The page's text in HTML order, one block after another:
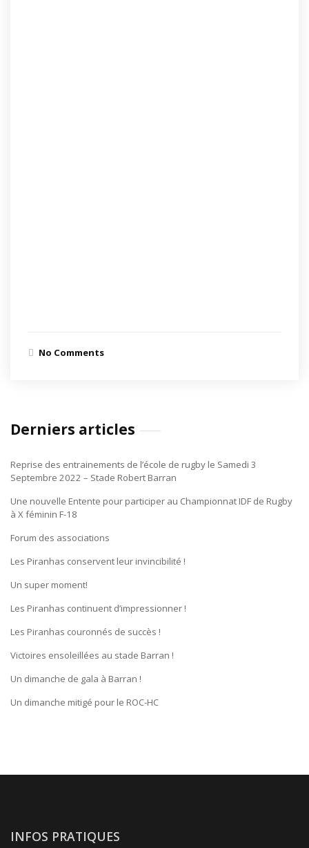
No Comments
Derniers articles
Reprise des entrainements de l’école de rugby le Samedi 3
Septembre 2022 – Stade Robert Barran
Une nouvelle Entente pour participer au Championnat IDF de Rugby
à X féminin F-18
Forum des associations
Les Piranhas conservent leur invincibilité !
Un super moment!
Les Piranhas continuent d’impressionner !
Les Piranhas couronnés de succès !
Victoires ensoleillées au stade Barran !
Un dimanche de gala à Barran !
Un dimanche mitigé pour le ROC-HC
INFOS PRATIQUES